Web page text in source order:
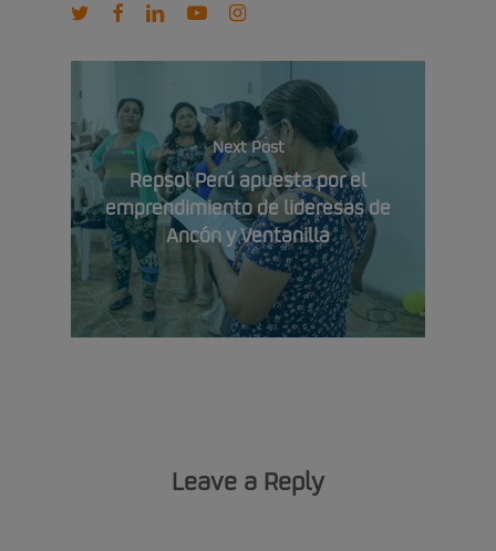
twitterfacebooklinkedinyoutubeinstagram
Next Post
Repsol Perú apuesta por el
emprendimiento de lideresas de
Ancón y Ventanilla
Leave a Reply